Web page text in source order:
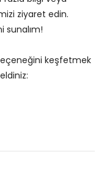
ziyaret edin.
sunalım!
keşfetmek